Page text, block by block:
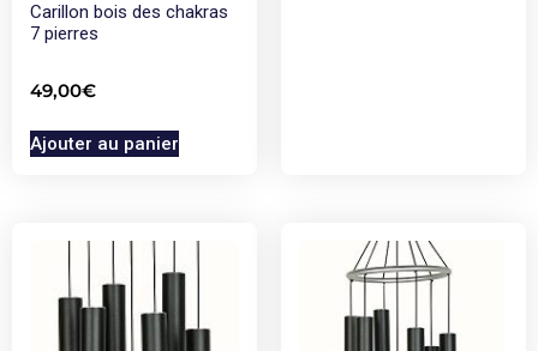
Carillon bois des chakras
7 pierres
49,00€
Ajouter au panier